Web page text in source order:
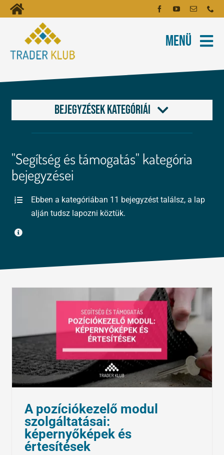
Kihagyás
Toggle
Navigation
Kezdőoldal
Fiókom
Kapcsolat
Menü
Oktatóanyagok
Tartalmak
Képzés
Robotok
Tőzsdeklub
Adósegéd
Bejegyzések kategóriái
FOREX és tőzsde leckék
Kereskedés
Tőzsdepszichológia
Előadások
Segítség és támogatás
"Segítség és támogatás" kategória
bejegyzései
Ebben a kategóriában 11 bejegyzést találsz, a lap
alján tudsz lapozni köztük.
A pozíciókezelő modul
szolgáltatásai:
képernyőképek és
értesítések